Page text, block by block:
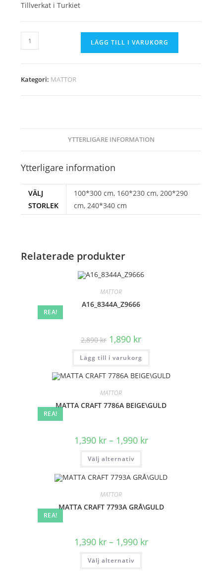
Tillverkat i Turkiet
A16_9964B_Z9666
mängd
LÄGG TILL I VARUKORG
Kategori: MATTOR
YTTERLIGARE INFORMATION
Ytterligare information
VÄLJ
STORLEK
100*300 cm, 160*230 cm, 200*290
cm, 240*340 cm
Relaterade produkter
REA!
MATTOR
A16_8344A_Z9666
2,890kr Det
ursprungliga
priset
var:
2,890 kr.
1,890 krDet
priset
är:
1,890 kr.
Lägg till i varukorg
REA!
MATTOR
MATTA CRAFT 7786A BEIGE\GULD
1,390 kr – 1,990 krPrisintervall:
Välj alternativ
Den
produkten
har
flera
olika
alternativen
produktsidan
REA!
MATTOR
MATTA CRAFT 7793A GRÅ\GULD
1,390 kr – 1,990 krPrisintervall:
Välj alternativ
Den
produkten